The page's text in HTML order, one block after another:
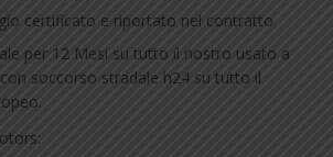
certificato e riportato nel contratto
per 12 Mesi su tutto il nostro usato a
soccorso stradale h24 su tutto il